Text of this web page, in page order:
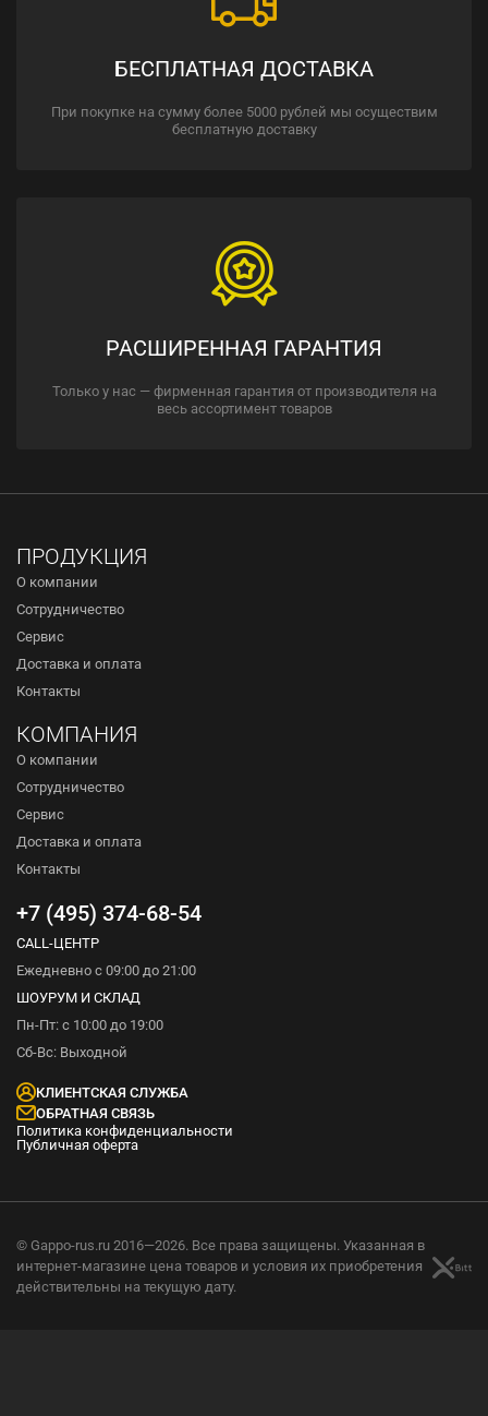
БЕСПЛАТНАЯ ДОСТАВКА
При покупке на сумму более 5000 рублей мы осуществим
бесплатную доставку
РАСШИРЕННАЯ ГАРАНТИЯ
Только у нас — фирменная гарантия от производителя на
весь ассортимент товаров
ПРОДУКЦИЯ
О компании
Сотрудничество
Сервис
Доставка и оплата
Контакты
КОМПАНИЯ
О компании
Сотрудничество
Сервис
Доставка и оплата
Контакты
+7 (495) 374-68-54
CALL-ЦЕНТР
Ежедневно с 09:00 до 21:00
ШОУРУМ И СКЛАД
Пн-Пт: с 10:00 до 19:00
Сб-Вс: Выходной
КЛИЕНТСКАЯ СЛУЖБА
ОБРАТНАЯ СВЯЗЬ
Политика конфиденциальности
Публичная оферта
© Gappo-rus.ru 2016—2026. Все права защищены. Указанная в
интернет-магазине цена товаров и условия их приобретения
действительны на текущую дату.